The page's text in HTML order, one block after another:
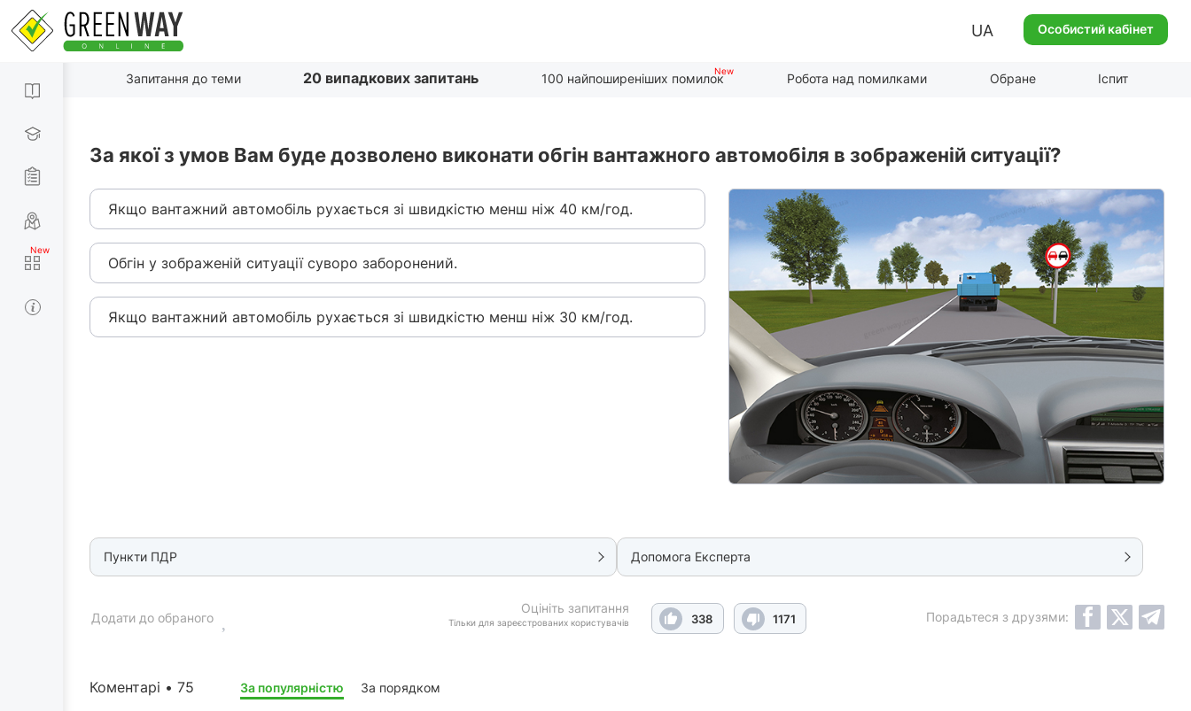
UA Особистий кабінет
Запитання до теми 20 випадкових запитань 100 найпоширеніших помилок Робота над помилками Обране Іспит
За якої з умов Вам буде дозволено виконати обгін вантажного автомобіля в зображеній ситуації?
Якщо вантажний автомобіль рухається зі швидкістю менш ніж 40 км/год.
Обгін у зображеній ситуації суворо заборонений.
Якщо вантажний автомобіль рухається зі швидкістю менш ніж 30 км/год.
Пункти ПДР Допомога Експерта
Оцініть запитання
Тільки для зареєстрованих користувачів 338 1171
Додати до обраного Порадьтеся з друзями:
Коментарі • 75 За популярністю За порядком